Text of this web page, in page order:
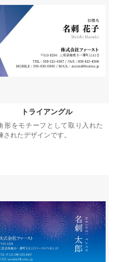
トライアングル
形をモチーフとして取り入れた
されたデザインです。